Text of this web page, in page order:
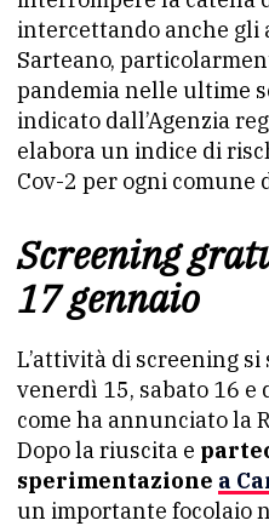
intercettando anche gli
Sarteano,
pandemia nelle ultime
indicato dall’Agenzia
elabora un indice di
Cov-2 per ogni comune
Screening
17 gennaio
L’attività di screening
venerdì 15, sabato 16 e
come ha annunciato la
Dopo la riuscita e
sperimentazione a
un importante focolaio